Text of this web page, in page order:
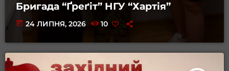
Бригада “Ґреґіт” НГУ “Хартія”
today 24 ЛИПНЯ, 2026 10